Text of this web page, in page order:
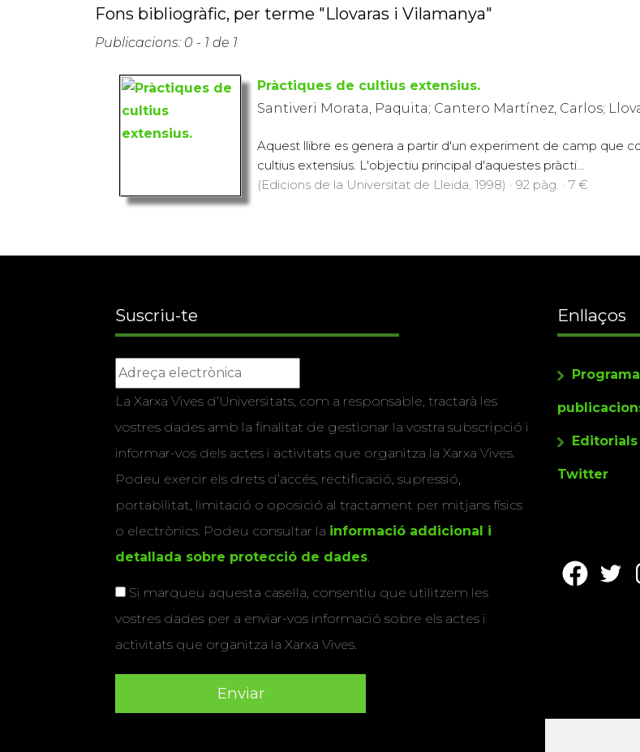
Fons bibliogràfic, per terme "Llovaras i Vilamanya"
Publicacions: 0 - 1 de 1
Pràctiques de cultius extensius.
Santiveri Morata, Paquita; Cantero Martínez, Carlos;
Aquest llibre es genera a partir d'un experiment de camp que
cultius extensius. L'objectiu principal d'aquestes pràcti...
(Edicions de la Universitat de Lleida, 1998) · 92 pàg. · 7 €
Suscriu-te
La Xarxa Vives d’Universitats, com a responsable, tractarà les
vostres dades amb la finalitat de gestionar la vostra subscripció i
informar-vos dels actes i activitats que organitza la Xarxa Vives.
Podeu exercir els drets d’accés, rectificació, supressió,
portabilitat, limitació o oposició al tractament per mitjans físics
o electrònics. Podeu consultar la informació addicional i
detallada sobre protecció de dades.
Si marqueu aquesta casella, consentiu que utilitzem les
vostres dades per a enviar-vos informació sobre els actes i
activitats que organitza la Xarxa Vives.
Enllaços
Twitter